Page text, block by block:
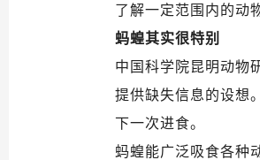
了解一定范围内的动
蚂蝗其实很特别
中国科学院昆明动物
提供缺失信息的设想
下一次进食。
蚂蝗能广泛吸食各种